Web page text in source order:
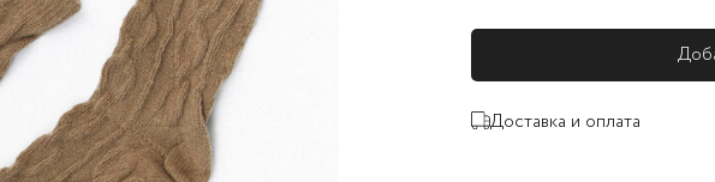
Доставка и оплата